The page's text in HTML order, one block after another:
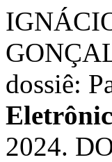
dossiê:
2024.